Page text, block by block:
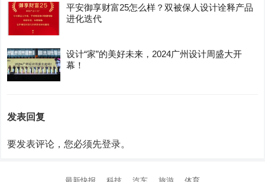
平安御享财富25怎么样？双被保人设计诠释产品
进化迭代
设计“家”的美好未来，2024广州设计周盛大开
幕！
发表回复
要发表评论，您必须先登录。